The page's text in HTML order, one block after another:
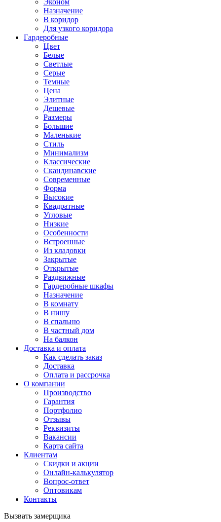
Эконом
Назначение
В коридор
Для узкого коридора
Гардеробные
Цвет
Белые
Светлые
Серые
Темные
Цена
Элитные
Дешевые
Размеры
Большие
Маленькие
Стиль
Минимализм
Классические
Скандинавские
Современные
Форма
Высокие
Квадратные
Угловые
Низкие
Особенности
Встроенные
Из кладовки
Закрытые
Открытые
Раздвижные
Гардеробные шкафы
Назначение
В комнату
В нишу
В спальню
В частный дом
На балкон
Доставка и оплата
Как сделать заказ
Доставка
Оплата и рассрочка
О компании
Производство
Гарантия
Портфолио
Отзывы
Реквизиты
Вакансии
Карта сайта
Клиентам
Скидки и акции
Онлайн-калькулятор
Вопрос-ответ
Оптовикам
Контакты
Вызвать замерщика